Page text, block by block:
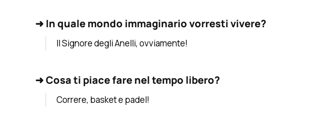
➜ In quale mondo immaginario vorresti vivere?
Il Signore degli Anelli, ovviamente!
➜Cosa ti piace fare nel tempo libero?
Correre, basket e padel!